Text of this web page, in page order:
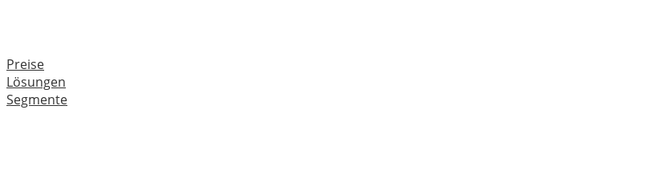
Preise
Lösungen
Segmente